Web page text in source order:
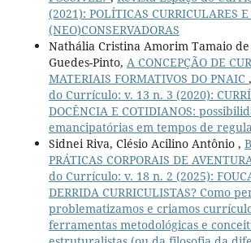
(2021): POLÍTICAS CURRICULARES
(NEO)CONSERVADORAS
Nathália Cristina Amorim Tamaio de
Guedes-Pinto, A CONCEPÇÃO DE
MATERIAIS FORMATIVOS DO PNAIC ,
do Currículo: v. 13 n. 3 (2020):
DOCÊNCIA E COTIDIANOS:
emancipatórias em tempos de
Sidnei Riva, Clésio Acilino Antônio ,
PRÁTICAS CORPORAIS DE
do Currículo: v. 18 n. 2 (2025):
DERRIDA CURRICULISTAS? Como
problematizamos e criamos
ferramentas metodológicas e